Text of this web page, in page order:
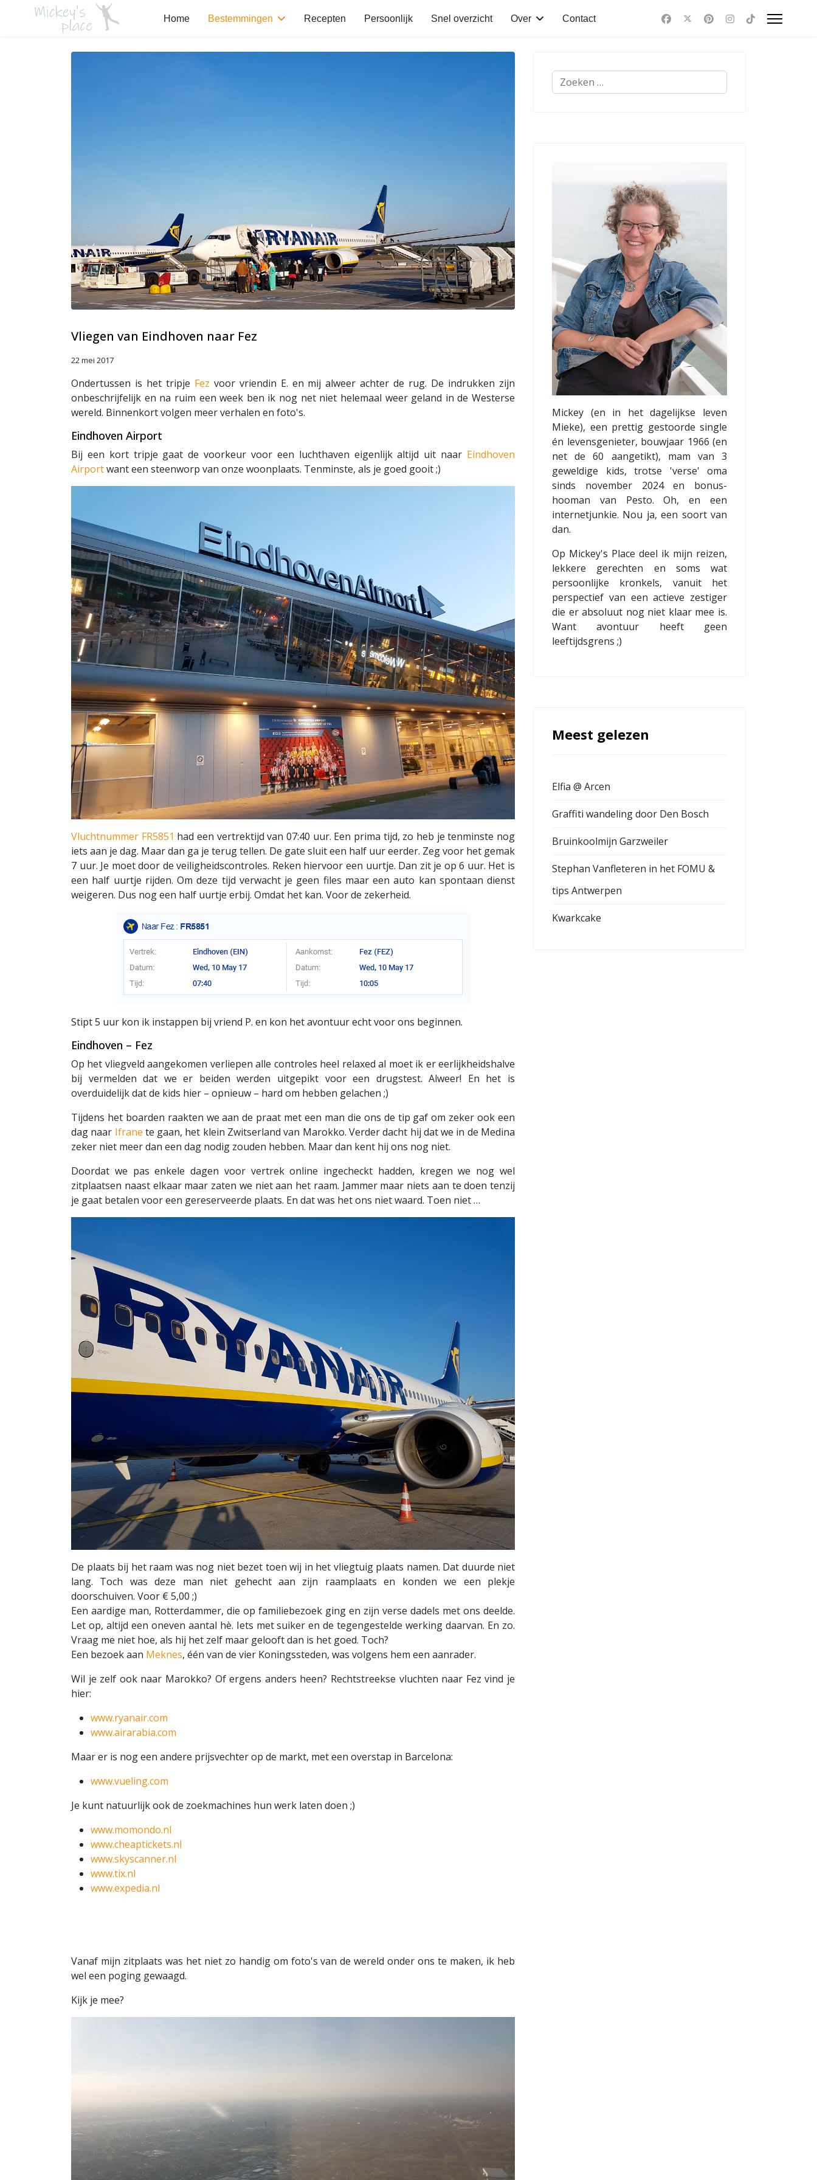
Home Bestemmingen Recepten Persoonlijk Snel overzicht Over Contact
Vliegen van Eindhoven naar Fez
22 mei 2017
Ondertussen is het tripje Fez voor vriendin E. en mij alweer achter de rug. De indrukken zijn
onbeschrijfelijk en na ruim een week ben ik nog net niet helemaal weer geland in de Westerse
wereld. Binnenkort volgen meer verhalen en foto's.
Eindhoven Airport
Bij een kort tripje gaat de voorkeur voor een luchthaven eigenlijk altijd uit naar Eindhoven
Airportwant een steenworp van onze woonplaats. Tenminste, als je goed gooit ;)
Vluchtnummer FR5851 had een vertrektijd van 07:40 uur. Een prima tijd, zo heb je tenminste nog
iets aan je dag. Maar dan ga je terug tellen. De gate sluit een half uur eerder. Zeg voor het gemak
7 uur. Je moet door de veiligheidscontroles. Reken hiervoor een uurtje. Dan zit je op 6 uur. Het is
een half uurtje rijden. Om deze tijd verwacht je geen files maar een auto kan spontaan dienst
weigeren. Dus nog een half uurtje erbij. Omdat het kan. Voor de zekerheid.
Stipt 5 uur kon ik instappen bij vriend P. en kon het avontuur echt voor ons beginnen.
Eindhoven – Fez
Op het vliegveld aangekomen verliepen alle controles heel relaxed al moet ik er eerlijkheidshalve
bij vermelden dat we er beiden werden uitgepikt voor een drugstest. Alweer! En het is
overduidelijk dat de kids hier – opnieuw – hard om hebben gelachen ;)
Tijdens het boarden raakten we aan de praat met een man die ons de tip gaf om zeker ook een
dag naar Ifrane te gaan, het klein Zwitserland van Marokko. Verder dacht hij dat we in de Medina
zeker niet meer dan een dag nodig zouden hebben. Maar dan kent hij ons nog niet.
Doordat we pas enkele dagen voor vertrek online ingecheckt hadden, kregen we nog wel
zitplaatsen naast elkaar maar zaten we niet aan het raam. Jammer maar niets aan te doen tenzij
je gaat betalen voor een gereserveerde plaats. En dat was het ons niet waard. Toen niet …
De plaats bij het raam was nog niet bezet toen wij in het vliegtuig plaats namen. Dat duurde niet
lang. Toch was deze man niet gehecht aan zijn raamplaats en konden we een plekje
doorschuiven. Voor € 5,00 ;)
Een aardige man, Rotterdammer, die op familiebezoek ging en zijn verse dadels met ons deelde.
Let op, altijd een oneven aantal hè. Iets met suiker en de tegengestelde werking daarvan. En zo.
Vraag me niet hoe, als hij het zelf maar gelooft dan is het goed. Toch?
Een bezoek aan Meknes, één van de vier Koningssteden, was volgens hem een aanrader.
Wil je zelf ook naar Marokko? Of ergens anders heen? Rechtstreekse vluchten naar Fez vind je
hier:
www.ryanair.com
www.airarabia.com
Maar er is nog een andere prijsvechter op de markt, met een overstap in Barcelona:
www.vueling.com
Je kunt natuurlijk ook de zoekmachines hun werk laten doen ;)
www.momondo.nl
www.cheaptickets.nl
www.skyscanner.nl
www.tix.nl
www.expedia.nl
Vanaf mijn zitplaats was het niet zo handig om foto's van de wereld onder ons te maken, ik heb
wel een poging gewaagd.
Kijk je mee?
Mickey (en in het dagelijkse leven
Mieke), een prettig gestoorde single
én levensgenieter, bouwjaar 1966 (en
net de 60 aangetikt), mam van 3
geweldige kids, trotse 'verse' oma
sinds november 2024 en bonus-
hooman van Pesto. Oh, en een
internetjunkie. Nou ja, een soort van
dan.
Op Mickey's Place deel ik mijn reizen,
lekkere gerechten en soms wat
persoonlijke kronkels, vanuit het
perspectief van een actieve zestiger
die er absoluut nog niet klaar mee is.
Want avontuur heeft geen
leeftijdsgrens ;)
Meest gelezen
Elfia @ Arcen
Graffiti wandeling door Den Bosch
Bruinkoolmijn Garzweiler
Stephan Vanfleteren in het FOMU &
tips Antwerpen
Kwarkcake